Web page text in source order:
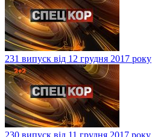
231 випуск від 12 грудня 2017 року
230 випуск від 11 грудня 2017 року